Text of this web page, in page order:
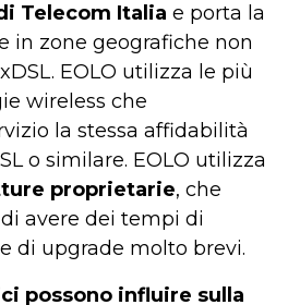
Telecom Italia e porta la
in zone geografiche non
EOLO utilizza le più
wireless che
la stessa affidabilità
o similare. EOLO utilizza
proprietarie, che
avere dei tempi di
di upgrade molto brevi.
possono influire sulla